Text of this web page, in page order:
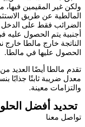
ولكن غير المقيمين فيها،
المالطية عن طريق
الضرائب فقط على
أجنبية يتم الحصول عليه
الناتجة خارج مالطا
الحصول عليها في مالطا.
تقدم مالطا أيضًا العديد من
والتزامات معينة.
تحديد أفضل
تواصل معنا